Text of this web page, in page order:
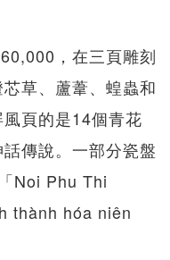
，在三頁雕刻
草、蘆葦、蝗蟲和
頁的是14個青花
傳說。一部分瓷盤
Noi Phu Thi
thành hóa niên